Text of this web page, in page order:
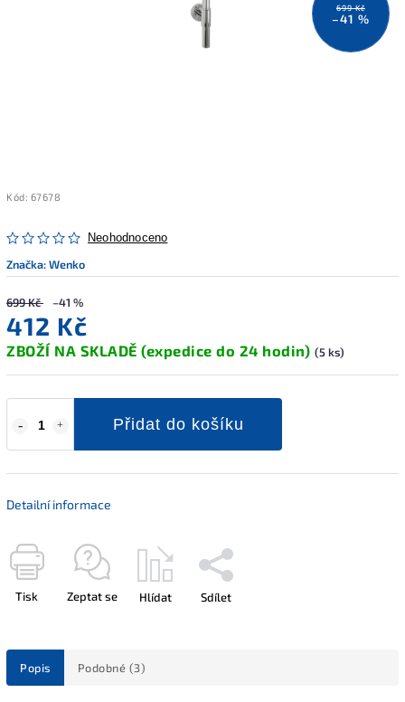
699 Kč
–41 %
Kód: 67678
Neohodnoceno
Značka:Wenko
699 Kč –41 %
412 Kč
ZBOŽÍ NA SKLADĚ (expedice do 24 hodin) (5 ks)
Přidat do košíku
Detailní informace
Tisk Zeptat se Hlídat Sdílet
Popis Podobné (3)